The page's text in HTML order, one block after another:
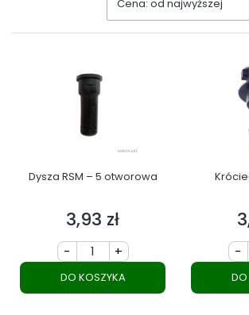
Cena: od najwyższej
Dysza RSM – 5 otworowa
Cena
3,93 zł
- +
DO KOSZYKA
-